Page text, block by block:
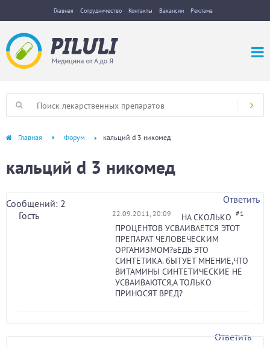
Главная Сотрудничество Контакты Вакансии Реклама
Главная Форум кальций d 3 никомед
кальций d 3 никомед
Сообщений: 2
Ответить
Гость
22.09.2011, 20:09 #1
НА СКОЛЬКО
ПРОЦЕНТОВ УСВАИВАЕТСЯ ЭТОТ
ПРЕПАРАТ ЧЕЛОВЕЧЕСКИМ
ОРГАНИЗМОМ?вЕДЬ ЭТО
СИНТЕТИКА. бЫТУЕТ МНЕНИЕ,ЧТО
ВИТАМИНЫ СИНТЕТИЧЕСКИЕ НЕ
УСВАИВАЮТСЯ,А ТОЛЬКО
ПРИНОСЯТ ВРЕД?
Ответить